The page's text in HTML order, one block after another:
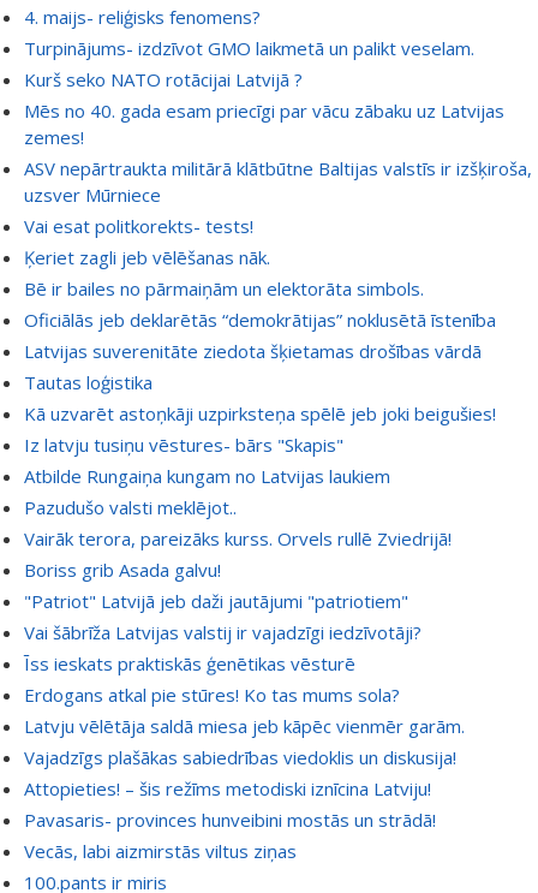
4. maijs- reliģisks fenomens?
Turpinājums- izdzīvot GMO laikmetā un palikt veselam.
Kurš seko NATO rotācijai Latvijā ?
Mēs no 40. gada esam priecīgi par vācu zābaku uz Latvijas
zemes!
ASV nepārtraukta militārā klātbūtne Baltijas valstīs ir izšķiroša,
uzsver Mūrniece
Vai esat politkorekts- tests!
Ķeriet zagli jeb vēlēšanas nāk.
Bē ir bailes no pārmaiņām un elektorāta simbols.
Oficiālās jeb deklarētās “demokrātijas” noklusētā īstenība
Latvijas suverenitāte ziedota šķietamas drošības vārdā
Tautas loģistika
Kā uzvarēt astoņkāji uzpirksteņa spēlē jeb joki beigušies!
Iz latvju tusiņu vēstures- bārs "Skapis"
Atbilde Rungaiņa kungam no Latvijas laukiem
Pazudušo valsti meklējot..
Vairāk terora, pareizāks kurss. Orvels rullē Zviedrijā!
Boriss grib Asada galvu!
"Patriot" Latvijā jeb daži jautājumi "patriotiem"
Vai šābrīža Latvijas valstij ir vajadzīgi iedzīvotāji?
Īss ieskats praktiskās ģenētikas vēsturē
Erdogans atkal pie stūres! Ko tas mums sola?
Latvju vēlētāja saldā miesa jeb kāpēc vienmēr garām.
Vajadzīgs plašākas sabiedrības viedoklis un diskusija!
Attopieties! – šis režīms metodiski iznīcina Latviju!
Pavasaris- provinces hunveibini mostās un strādā!
Vecās, labi aizmirstās viltus ziņas
100.pants ir miris